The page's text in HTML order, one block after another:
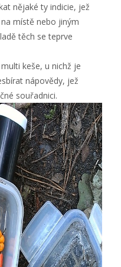
nějaké ty indicie, jež
místě nebo jiným
těch se teprve
keše, u nichž je
nápovědy, jež
souřadnici.